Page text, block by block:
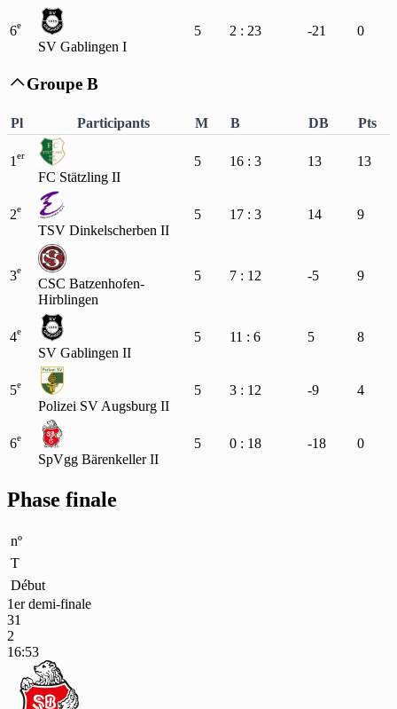
6e
SV Gablingen I
5 2 : 23 -21 0
 Groupe B
Pl Participants M B DB Pts
1 er
FC Stätzling II
5 16 : 3 13 13
2e
TSV Dinkelscherben II
5 17 : 3 14 9
3e
CSC Batzenhofen-
Hirblingen
5 7 : 12 -5 9
4e
SV Gablingen II
5 11 : 6 5 8
5e
Polizei SV Augsburg II
5 3 : 12 -9 4
6e
SpVgg Bärenkeller II
5 0 : 18 -18 0
Phase finale
nº
T
Début
1er demi-finale
31
2
16:53